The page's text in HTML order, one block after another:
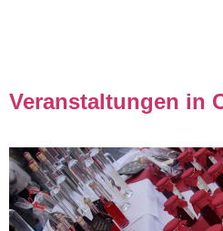
Veranstaltungen in